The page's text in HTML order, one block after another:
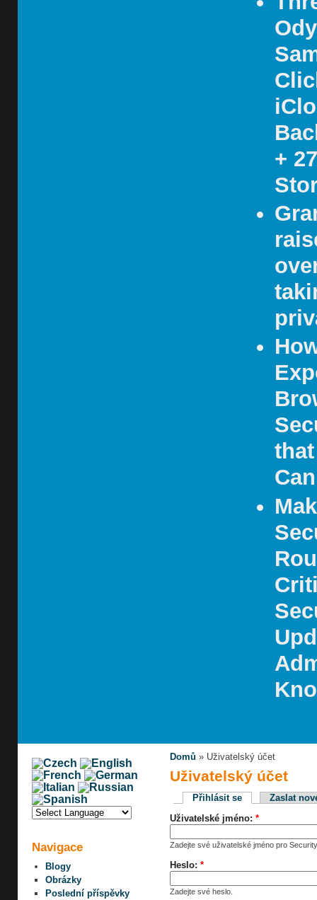
+
Navigace
Blogy
Obrázky
Poslední příspěvky
Domů » Uživatelský účet
Uživatelský účet
Přihlásit se
Zaslat
Uživatelské jméno: *
Zadejte své uživatelské jméno pro
Heslo: *
Zadejte své heslo.